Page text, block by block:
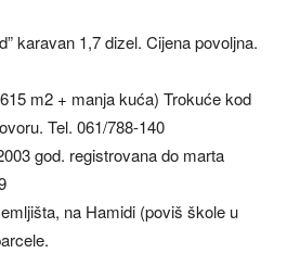
karavan 1,7 dizel. Cijena povoljna.
m2 + manja kuća) Trokuće kod
Tel. 061/788-140
god. registrovana do marta
na Hamidi (poviš škole u